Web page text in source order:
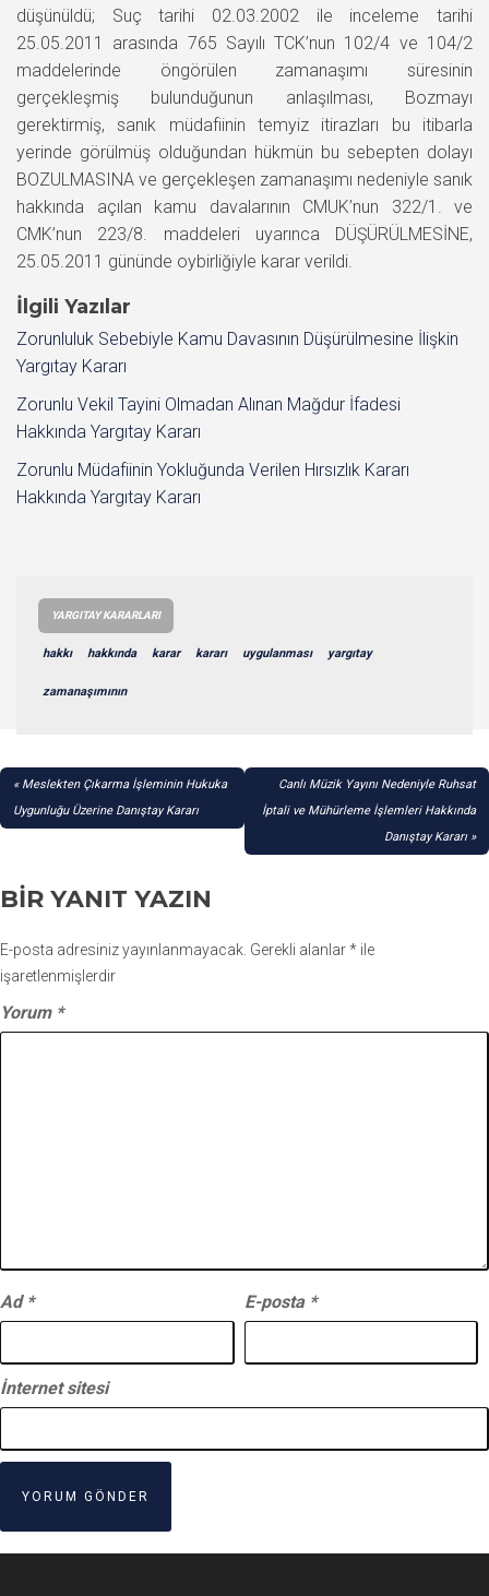
düşünüldü; Suç tarihi 02.03.2002 ile inceleme tarihi
25.05.2011 arasında 765 Sayılı TCK’nun 102/4 ve 104/2
maddelerinde öngörülen zamanaşımı süresinin
gerçekleşmiş bulunduğunun anlaşılması, Bozmayı
gerektirmiş, sanık müdafiinin temyiz itirazları bu itibarla
yerinde görülmüş olduğundan hükmün bu sebepten dolayı
BOZULMASINA ve gerçekleşen zamanaşımı nedeniyle sanık
hakkında açılan kamu davalarının CMUK’nun 322/1. ve
CMK’nun 223/8. maddeleri uyarınca DÜŞÜRÜLMESİNE,
25.05.2011 gününde oybirliğiyle karar verildi.
İlgili Yazılar
Zorunluluk Sebebiyle Kamu Davasının Düşürülmesine İlişkin
Yargıtay Kararı
Zorunlu Vekil Tayini Olmadan Alınan Mağdur İfadesi
Hakkında Yargıtay Kararı
Zorunlu Müdafiinin Yokluğunda Verilen Hırsızlık Kararı
Hakkında Yargıtay Kararı
YARGITAY KARARLARI
hakkı hakkında karar kararı uygulanması yargıtay
zamanaşımının
YAZI
GEZINMESI
Meslekten Çıkarma İşleminin Hukuka
Uygunluğu Üzerine Danıştay Kararı
Canlı Müzik Yayını Nedeniyle Ruhsat
İptali ve Mühürleme İşlemleri Hakkında
Danıştay Kararı
BIR YANIT YAZIN
E-posta adresiniz yayınlanmayacak. Gerekli alanlar* ile
işaretlenmişlerdir
Yorum *
Ad * E-posta *
İnternet sitesi